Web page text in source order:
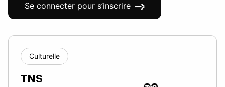
Se connecter pour s’inscrire
Culturelle
TNS